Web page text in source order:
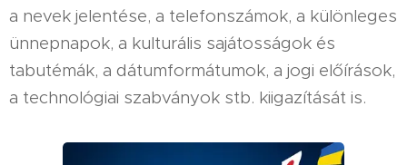
a nevek jelentése, a telefonszámok, a különleges
ünnepnapok, a kulturális sajátosságok és
tabutémák, a dátumformátumok, a jogi előírások,
a technológiai szabványok stb. kiigazítását is.